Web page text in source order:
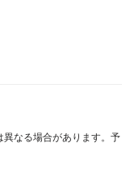
なる場合があります。予